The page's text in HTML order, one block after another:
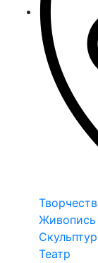
Живопись
Театр